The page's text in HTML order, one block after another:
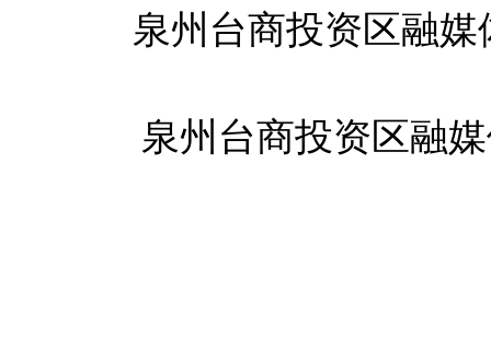
泉州台商投资区融
泉州台商投资区融